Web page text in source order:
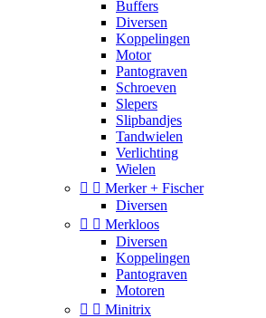
Buffers
Diversen
Koppelingen
Motor
Pantograven
Schroeven
Slepers
Slipbandjes
Tandwielen
Verlichting
Wielen
  Merker + Fischer
Diversen
  Merkloos
Diversen
Koppelingen
Pantograven
Motoren
  Minitrix